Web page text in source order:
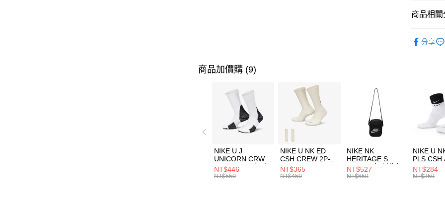
聯邦商
台新國
【關於「
【「
１．於結
付」結帳
２．訂單
／ATM／
※ 請注意
絡購買商
先享後付
每筆
每筆
付款後門
每筆
商品相關
分享
商品加價購 (9)
NIKE U J
UNICORN CRW
1PR -160 男女 中
統襪 FZ3393100
NT$446
NT$550
NIKE U NK ED
CSH CREW 2P-
144 EMBRDY 男
女 短統襪
NT$365
NT$450
NIKE NK
HERITAGE S
SMIT 男女 側背包
BA5871010
NT$527
NT$650
NIKE U
PLS CSH
144 DBL
襪
NT$284
NT$350